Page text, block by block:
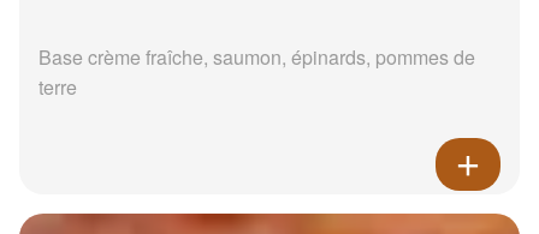
Base crème fraîche, saumon, épinards, pommes de
terre